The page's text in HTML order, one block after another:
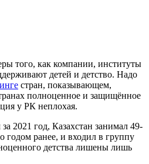
того, как компании, институты
детей и детство. Надо
стран, показывающем,
полноценное и защищённое
у РК неплохая.
2021 год, Казахстан занимал 49-
годом ранее, и входил в группу
детства лишены лишь